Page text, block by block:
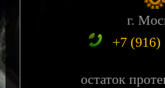
г.
+7 (916)
остаток